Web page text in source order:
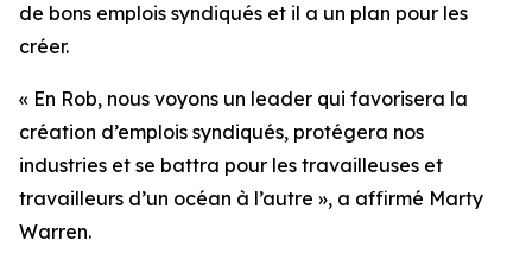
de bons emplois syndiqués et il a un plan pour les
créer.
« En Rob, nous voyons un leader qui favorisera la
création d’emplois syndiqués, protégera nos
industries et se battra pour les travailleuses et
travailleurs d’un océan à l’autre », a affirmé Marty
Warren.